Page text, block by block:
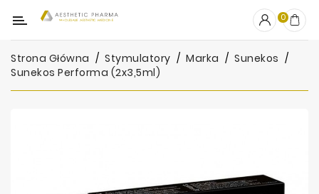
Kategoria
OUTLET
Wypełniacze
0
Strona Główna Stymulatory Marka
Sunekos
Sunekos Performa (2x3,5ml)